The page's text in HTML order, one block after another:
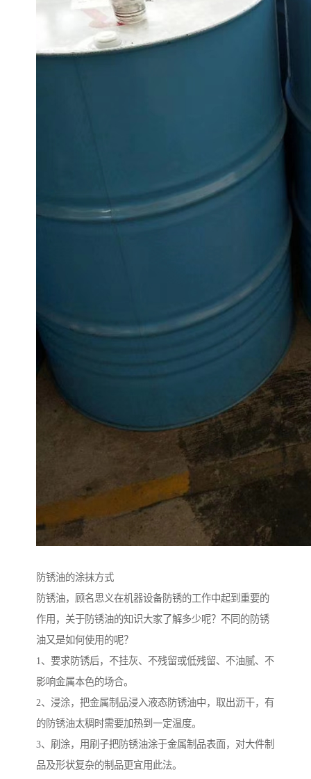
防锈油的涂抹方式
防锈油，顾名思义在机器设备防锈的工作中起到重要的
作用，关于防锈油的知识大家了解多少呢？不同的防锈
油又是如何使用的呢？
1、要求防锈后，不挂灰、不残留或低残留、不油腻、不
影响金属本色的场合。
2、浸涂，把金属制品浸入液态防锈油中，取出沥干，有
的防锈油太稠时需要加热到一定温度。
3、刷涂，用刷子把防锈油涂于金属制品表面，对大件制
品及形状复杂的制品更宜用此法。